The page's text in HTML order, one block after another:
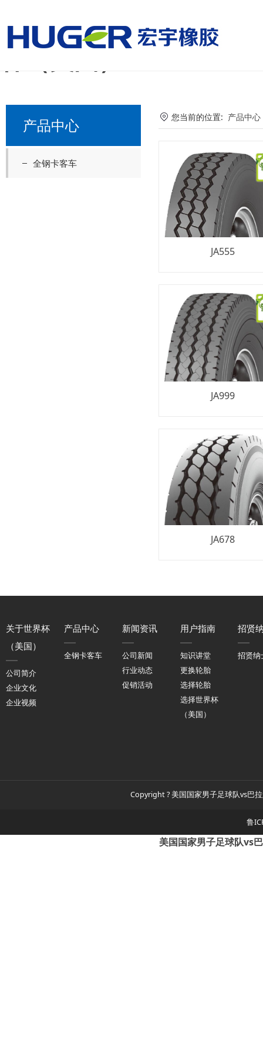
美国国家男子足球队
杯（美国）
产品中心
全钢卡客车
您当前的位置: 产品中心
JA555
JA999
JA678
关于世界杯
（美国）
公司简介
企业文化
企业视频
产品中心
全钢卡客车
新闻资讯
公司新闻
行业动态
促销活动
用户指南
知识讲堂
更换轮胎
选择轮胎
选择世界杯
（美国）
招贤
招贤纳
Copyright ? 美国国家男子足球队vs巴
鲁
美国国家男子足球队vs